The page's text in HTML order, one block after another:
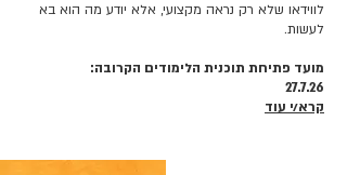
לווידאו שלא רק נראה מקצועי, אלא יודע מה הוא בא
לעשות.
מועד פתיחת תוכנית הלימודים הקרובה:
27.7.26
קרא/י עוד